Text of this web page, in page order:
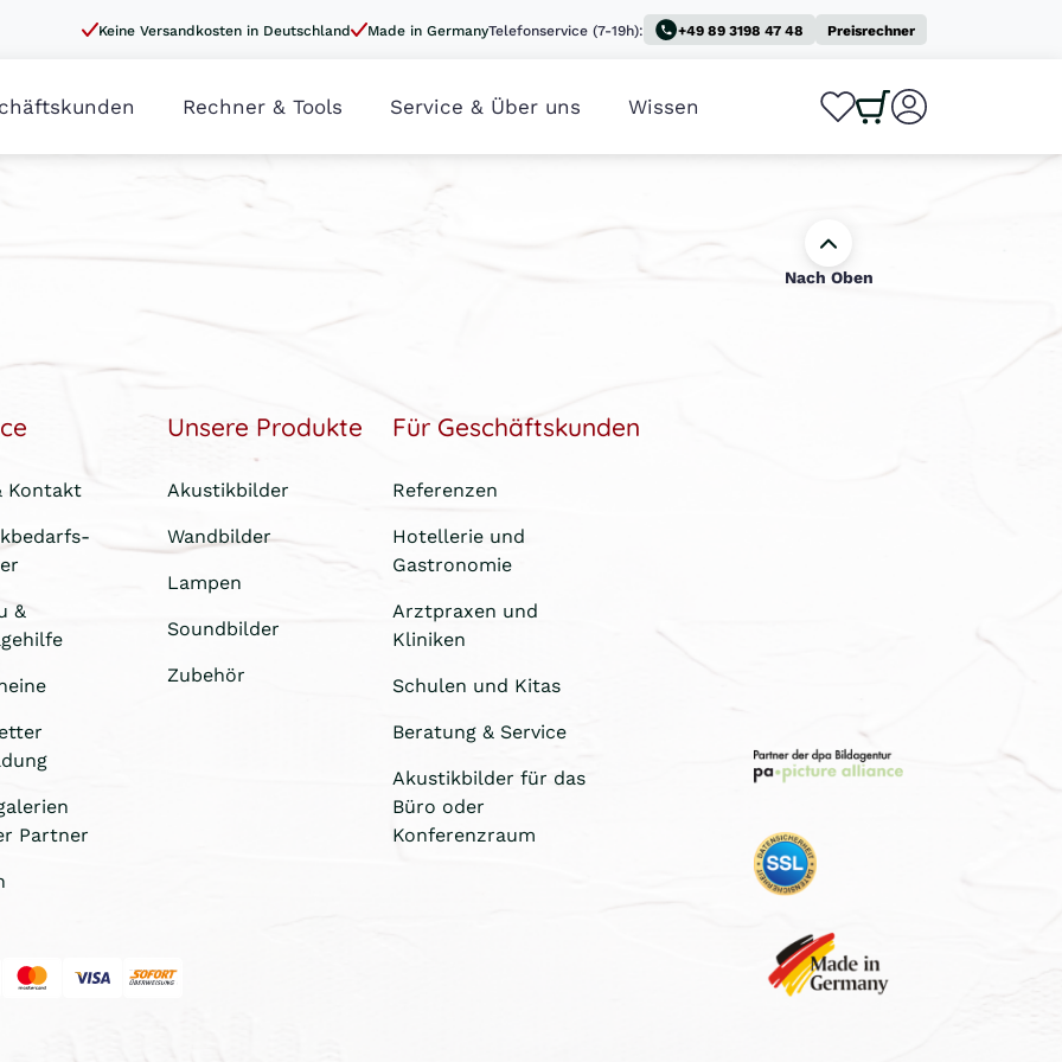
Keine Versandkosten in Deutschland Made in GermanyTelefonservice (7-19h): +49 89 3198 47 48 Preisrechner
Rechner & Tools Service & Über uns Wissen 0
Nach Oben
Kontakt
&
Partner
Unsere Produkte
Akustikbilder
Wandbilder
Lampen
Soundbilder
Zubehör
Für Geschäftskunden
Referenzen
Hotellerie und
Gastronomie
Arztpraxen und
Kliniken
Schulen und Kitas
Beratung & Service
Akustikbilder für das
Büro oder
Konferenzraum